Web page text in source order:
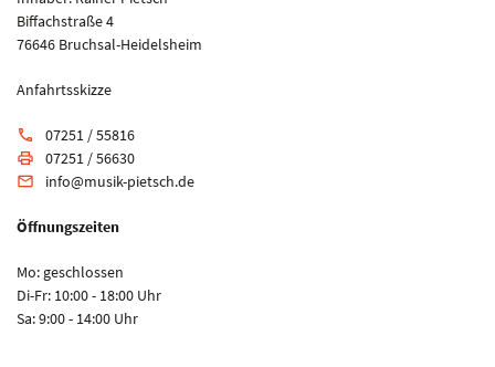
Biffachstraße 4
76646 Bruchsal-Heidelsheim
Anfahrtsskizze
phone 07251 / 55816
print 07251 / 56630
email info@musik-pietsch.de
Öffnungszeiten
Mo: geschlossen
Di-Fr: 10:00 - 18:00 Uhr
Sa: 9:00 - 14:00 Uhr